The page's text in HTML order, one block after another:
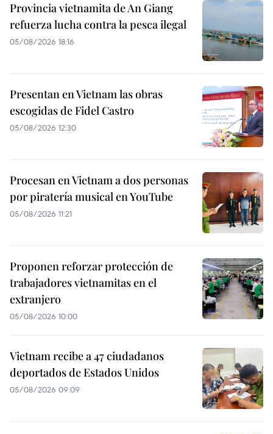
Provincia vietnamita de An Giang
refuerza lucha contra la pesca ilegal
05/08/2026 18:16
Presentan en Vietnam las obras
escogidas de Fidel Castro
05/08/2026 12:30
Procesan en Vietnam a dos personas
por piratería musical en YouTube
05/08/2026 11:21
Proponen reforzar protección de
trabajadores vietnamitas en el
extranjero
05/08/2026 10:00
Vietnam recibe a 47 ciudadanos
deportados de Estados Unidos
05/08/2026 09:09